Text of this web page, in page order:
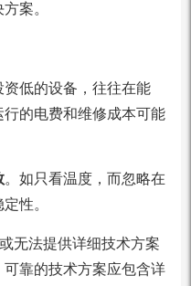
案。
资低的设备，往往在能
的电费和维修成本可能
。如只看温度，而忽略在
性。
无法提供详细技术方案
靠的技术方案应包含详